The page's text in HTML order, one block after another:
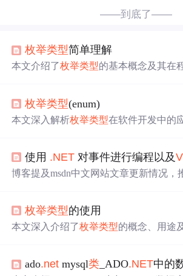
——到底了——
枚举类型简单理解
本文介绍了枚举类型的基本概念及其在
如提高代码可读性和维护性。
枚举类型(enum)
本文深入解析枚举类型在软件开发中的
包括枚举到整数、字符串及反向转换，
历。
使用 .NET 对事件进行编程以及
博客提及msdn中文网站文章更新情况，
型 区别的文章，以及讲解
理程序无返回值的原因。
枚举类型的使用
本文深入介绍了枚举类型的概念、用途
巧。ado.net mysql类 _ADO.NET中的